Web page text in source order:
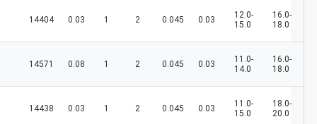
14404 0.03 1 2 0.045 0.03
12.0-
15.0
16.0-
18.0
14571 0.08 1 2 0.045 0.03
11.0-
14.0
16.0-
18.0
14438 0.03 1 2 0.045 0.03
11.0-
15.0
18.0-
20.0